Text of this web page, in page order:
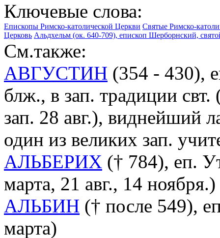
Ключевые слова:
Епископы Римско-католической Церкви Святые Римско-
Церковь Альдхельм (ок. 640-709), епископ Шерборнский,
См.также:
АВГУСТИН (354 - 430),
блж., в зап. традиции
зап. 28 авг.), виднейший
один из великих зап.
АЛЬБЕРИХ († 784), еп.
марта, 21 авг., 14 ноября.)
АЛЬБИН († после 549),
марта)